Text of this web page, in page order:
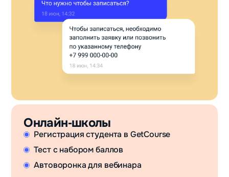
Онлайн‑школы
Регистрация студента в GetCourse
Тест с набором баллов
Автоворонка для вебинара